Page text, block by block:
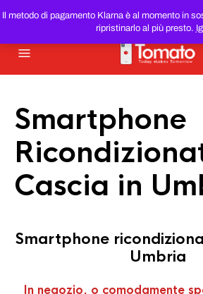
Il metodo di pagamento Klarna è al momento in
ripristinarlo al più presto.
SMARTPHONE E TABLET
PREZZO DEL WEB!
Smartphone
Cascia in
Smartphone
Umbria
In negozio, o comodamente